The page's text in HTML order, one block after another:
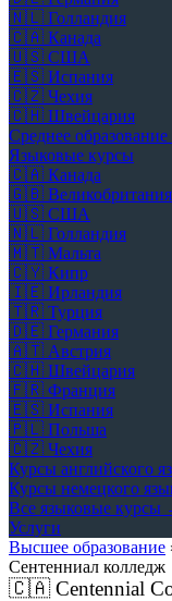
🇳🇱 Голландия
🇨🇦 Канада
🇺🇸 США
🇪🇸 Испания
🇨🇿 Чехия
🇨🇭 Швейцария
Среднее
Языковые курсы
🇨🇦 Канада
🇬🇧 Великобритания
🇺🇸 США
🇳🇱 Голландия
🇲🇹 Мальта
🇨🇾 Кипр
🇮🇪 Ирландия
🇹🇷 Турция
🇩🇪 Германия
🇦🇹 Австрия
🇨🇭 Швейцария
🇫🇷 Франция
🇪🇸 Испания
🇵🇱 Польша
🇨🇿 Чехия
Курсы английского
Курсы немецкого
Все языковые курсы
Услуги
Высшее образование
Сентенниал колледж
🇨🇦Centennial